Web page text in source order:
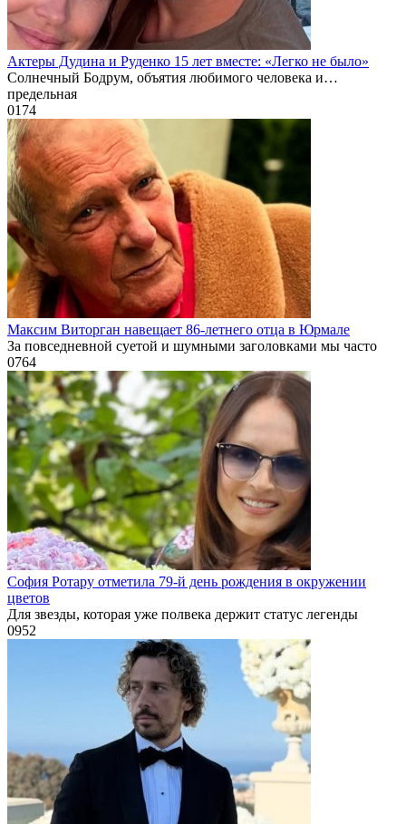
Актеры Дудина и Руденко 15 лет вместе: «Легко не было»
Солнечный Бодрум, объятия любимого человека и…
предельная
0174
Максим Виторган навещает 86-летнего отца в Юрмале
За повседневной суетой и шумными заголовками мы часто
0764
София Ротару отметила 79-й день рождения в окружении
цветов
Для звезды, которая уже полвека держит статус легенды
0952